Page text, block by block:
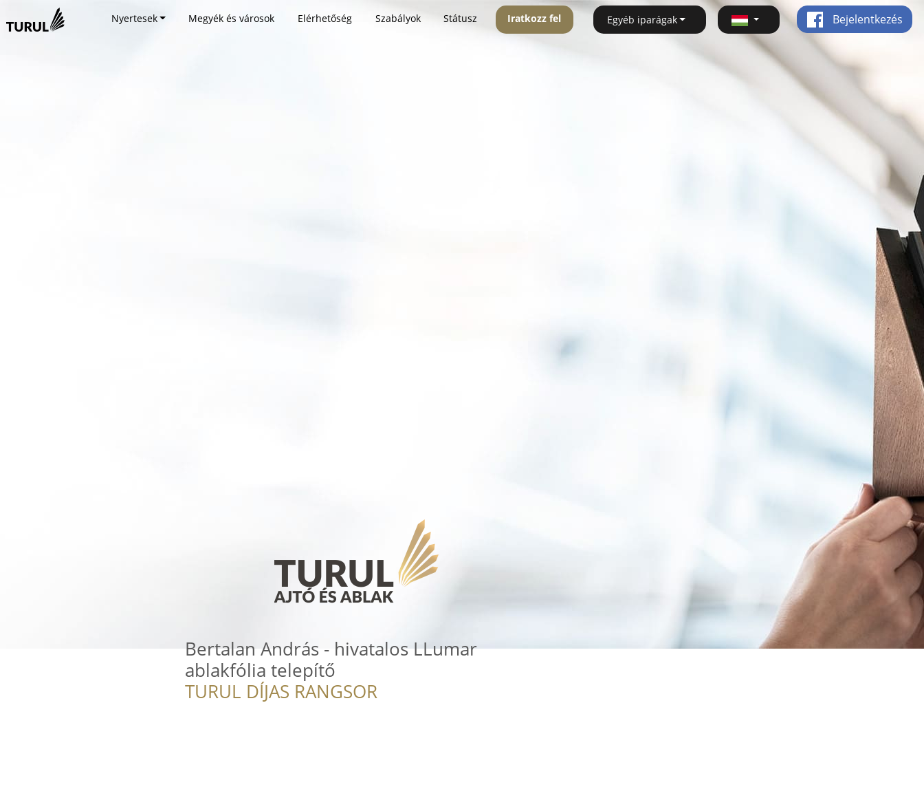
Nyertesek Megyék és városok Elérhetőség Szabályok Státusz Iratkozz fel Egyéb iparágak Bejelentkezés
Bertalan András - hivatalos LLumar
ablakfólia telepítő
TURUL DÍJAS RANGSOR